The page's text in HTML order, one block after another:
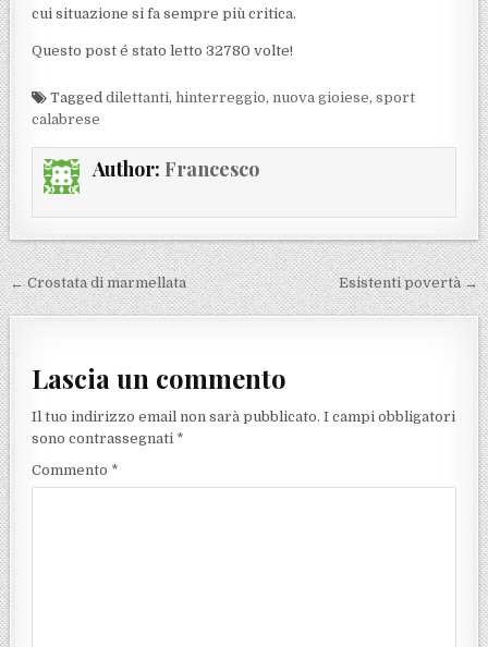
cui situazione si fa sempre più critica.
Questo post é stato letto 32780 volte!
Taggeddilettanti,hinterreggio,nuova gioiese,sport
calabrese
Author: Francesco
Navigazione articoli
← Crostata di marmellata Esistenti povertà →
Lascia un commento
Il tuo indirizzo email non sarà pubblicato. I campi obbligatori
sono contrassegnati *
Commento *